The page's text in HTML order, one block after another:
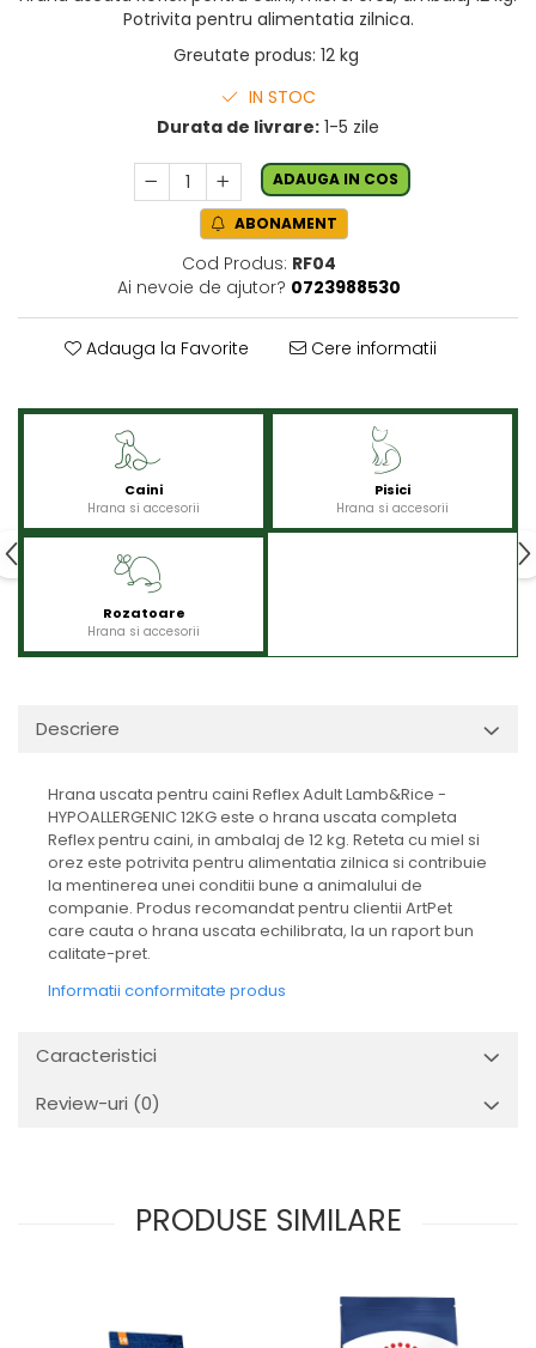
Potrivita pentru alimentatia zilnica.
Greutate produs: 12 kg
IN STOC
Durata de livrare: 1-5 zile
ADAUGA IN COS
ABONAMENT
Cod Produs: RF04
Ai nevoie de ajutor? 0723988530
Adauga la Favorite Cere informatii
Caini
Hrana si accesorii
Pisici
Hrana si accesorii
Rozatoare
Hrana si accesorii
Descriere
Hrana uscata pentru caini Reflex Adult Lamb&Rice -
HYPOALLERGENIC 12KG este o hrana uscata completa
Reflex pentru caini, in ambalaj de 12 kg. Reteta cu miel si
orez este potrivita pentru alimentatia zilnica si contribuie
la mentinerea unei conditii bune a animalului de
companie. Produs recomandat pentru clientii ArtPet
care cauta o hrana uscata echilibrata, la un raport bun
calitate-pret.
Informatii conformitate produs
Caracteristici
Review-uri (0)
PRODUSE SIMILARE